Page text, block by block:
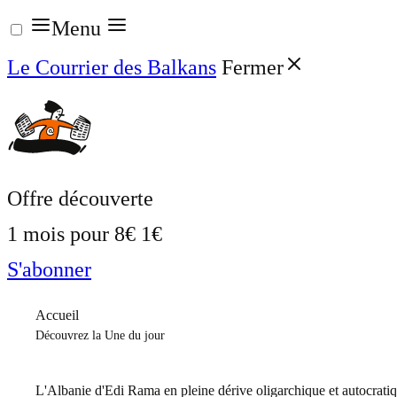
Aller
au
contenu
Menu
Le Courrier des Balkans Fermer
Offre découverte
1 mois pour 8€ 1€
S'abonner
Accueil
Découvrez la Une du jour
L'Albanie d'Edi Rama en pleine dérive oligarchique et